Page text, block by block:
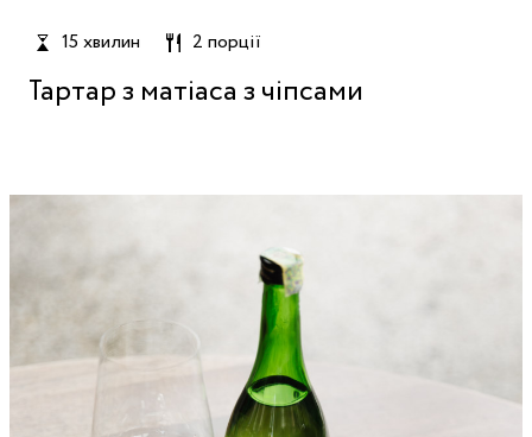
15 хвилин 2 порції
Тартар з матіаса з чіпсами